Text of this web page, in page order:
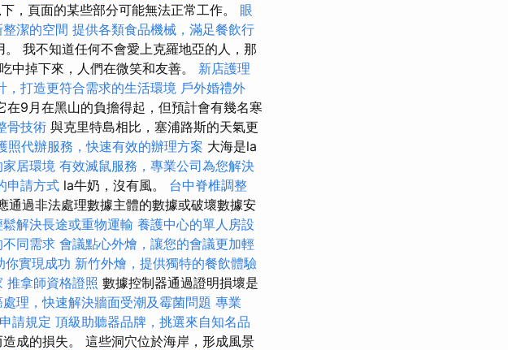
，頁面的某些部分可能無法正常工作。 眼
潔的空間 提供各類食品機械，滿足餐飲行
我不知道任何不會愛上克羅地亞的人，那
中掉下來，人們在微笑和友善。 新店護理
，打造更符合需求的生活環境 戶外婚禮外
在9月在黑山的負擔得起，但預計會有幾名寒
骨技術 與克里特島相比，塞浦路斯的天氣更
照代辦服務，快速有效的辦理方案 大海是la
居環境 有效滅鼠服務，專業公司為您解決
申請方式 la牛奶，沒有風。 台中脊椎調整
過非法處理數據主體的數據或破壞數據安
解決長途或重物運輸 養護中心的單人房設
同需求 會議點心外燴，讓您的會議更加輕
你實現成功 新竹外燴，提供獨特的餐飲體驗
推拿師資格證照 數據控制器通過證明損壞是
理，快速解決牆面受潮及霉菌問題 專業
請規定 頂級助聽器品牌，挑選來自知名品
成的損失。 這些洞穴位於海岸，形成風景